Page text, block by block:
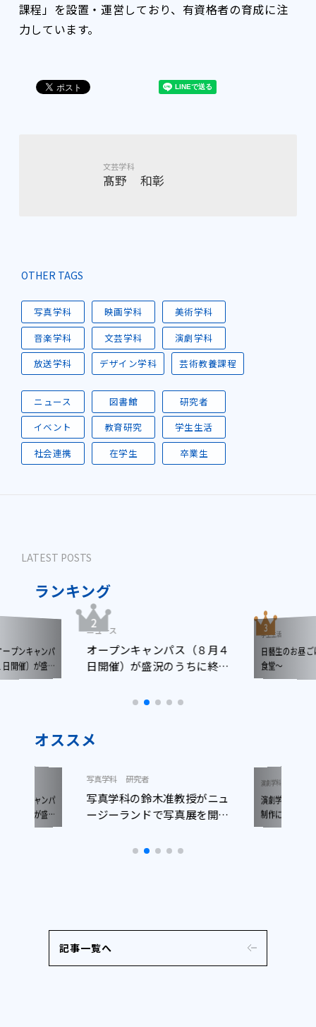
課程」を設置・運営しており、有資格者の育成に注
力しています。
文芸学科
髙野 和彰
OTHER TAGS
写真学科 映画学科
美術学科
音楽学科
文芸学科
演劇学科
放送学科
デザイン学科 芸術教養課程
ニュース 図書館
研究者
イベント
教育研究
学生生活
社会連携
在学生 卒業生
LATEST POSTS
ランキング
プンキャンパ
開催）が盛況
ました
ニュース
オープンキャンパス（８月４
日開催）が盛況のうちに終了
学生生活
日藝生のお昼
食堂～
オススメ
プンキャンパ
開催）が盛況
写真学科 研究者
写真学科の鈴木准教授がニュ
ージーランドで写真展を開催
演劇学科
演劇学科生が
制作に参加！
記事一覧へ